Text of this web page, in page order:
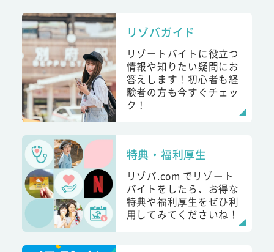
リゾバガイド
リゾートバイトに役立つ
情報や知りたい疑問にお
答えします！初心者も経
験者の方も今すぐチェッ
ク！
特典・福利厚生
リゾバ.com でリゾート
バイトをしたら、お得な
特典や福利厚生をぜひ利
用してみてくださいね！